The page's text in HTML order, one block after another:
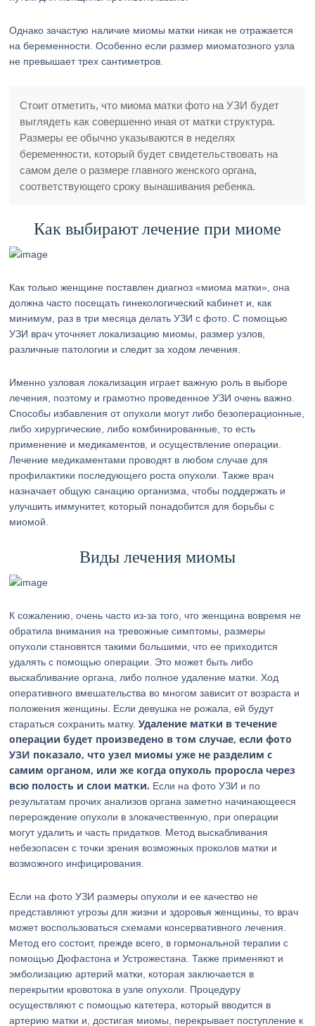
Однако зачастую наличие миомы матки никак не отражается
на беременности. Особенно если размер миоматозного узла
не превышает трех сантиметров.
Стоит отметить, что миома матки фото на УЗИ будет
выглядеть как совершенно иная от матки структура.
Размеры ее обычно указываются в неделях
беременности, который будет свидетельствовать на
самом деле о размере главного женского органа,
соответствующего сроку вынашивания ребенка.
Как выбирают лечение при миоме
Как только женщине поставлен диагноз «миома матки», она
должна часто посещать гинекологический кабинет и, как
минимум, раз в три месяца делать УЗИ с фото. С помощью
УЗИ врач уточняет локализацию миомы, размер узлов,
различные патологии и следит за ходом лечения.
Именно узловая локализация играет важную роль в выборе
лечения, поэтому и грамотно проведенное УЗИ очень важно.
Способы избавления от опухоли могут либо безоперационные,
либо хирургические, либо комбинированные, то есть
применение и медикаментов, и осуществление операции.
Лечение медикаментами проводят в любом случае для
профилактики последующего роста опухоли. Также врач
назначает общую санацию организма, чтобы поддержать и
улучшить иммунитет, который понадобится для борьбы с
миомой.
Виды лечения миомы
К сожалению, очень часто из-за того, что женщина вовремя не
обратила внимания на тревожные симптомы, размеры
опухоли становятся такими большими, что ее приходится
удалять с помощью операции. Это может быть либо
выскабливание органа, либо полное удаление матки. Ход
оперативного вмешательства во многом зависит от возраста и
положения женщины. Если девушка не рожала, ей будут
стараться сохранить матку.Удаление матки в течение
операции будет произведено в том случае, если фото
УЗИ показало, что узел миомы уже не разделим с
самим органом, или же когда опухоль проросла через
всю полость и слои матки. Если на фото УЗИ и по
результатам прочих анализов органа заметно начинающееся
перерождение опухоли в злокачественную, при операции
могут удалить и часть придатков. Метод выскабливания
небезопасен с точки зрения возможных проколов матки и
возможного инфицирования.
Если на фото УЗИ размеры опухоли и ее качество не
представляют угрозы для жизни и здоровья женщины, то врач
может воспользоваться схемами консервативного лечения.
Метод его состоит, прежде всего, в гормональной терапии с
помощью Дюфастона и Устрожестана. Также применяют и
эмболизацию артерий матки, которая заключается в
перекрытии кровотока в узле опухоли. Процедуру
осуществляют с помощью катетера, который вводится в
артерию матки и, достигая миомы, перекрывает поступление к